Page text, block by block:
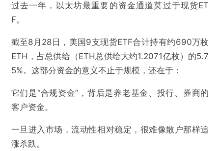
过去一年，以太坊最重要的资金通道莫过于现货ET
F。
截至8月28日，美国9支现货ETF合计持有约690万枚
ETH，占总供给（ETH总供给大约1.2071亿枚）的5.7
5%。这部分资金的意义不止于规模，还在于：
它们是“合规资金”，背后是养老基金、投行、券商的
客户资金。
一旦进入市场，流动性相对稳定，很难像散户那样追
涨杀跌。